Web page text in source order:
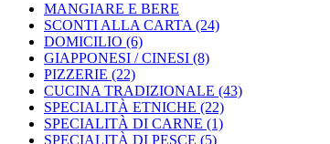
MANGIARE E BERE
SCONTI ALLA CARTA (24)
DOMICILIO (6)
GIAPPONESI / CINESI (8)
PIZZERIE (22)
CUCINA TRADIZIONALE (43)
SPECIALITÀ ETNICHE (22)
SPECIALITÀ DI CARNE (1)
SPECIALITÀ DI PESCE (5)